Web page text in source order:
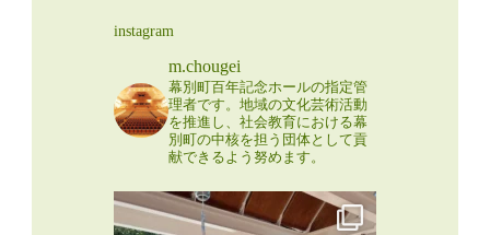
instagram
m.chougei
幕別町百年記念ホールの指定管
理者です。地域の文化芸術活動
を推進し、社会教育における幕
別町の中核を担う団体として貢
献できるよう努めます。